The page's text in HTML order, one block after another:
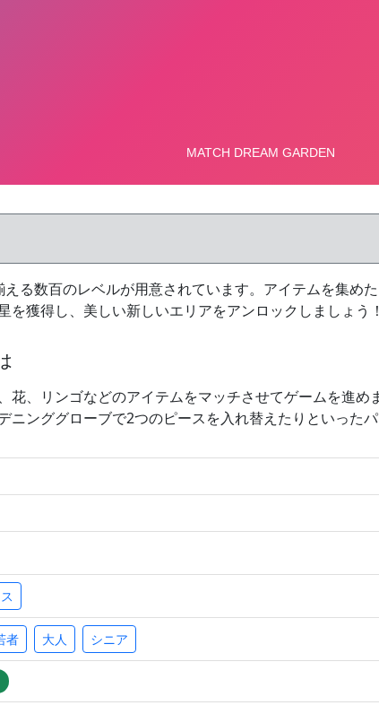
る数百のレベルが用意されています。アイテムを集め
を獲得し、美しい新しいエリアをアンロックしましょう
花、リンゴなどのアイテムをマッチさせてゲームを進
ニンググローブで2つのピースを入れ替えたりといった
者 大人 シニア